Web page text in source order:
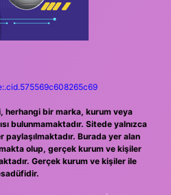
herhangi bir marka, kurum veya
bulunmamaktadır. Sitede yalnızca
paylaşılmaktadır. Burada yer alan
olup, gerçek kurum ve kişiler
Gerçek kurum ve kişiler ile